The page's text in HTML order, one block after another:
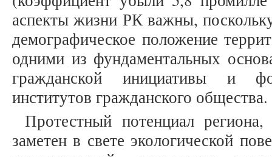
аспекты жизни РК важны,
демографическое положение
одними из фундаментальных
гражданской инициативы и
институтов гражданского общества.
Протестный потенциал
заметен в свете экологической